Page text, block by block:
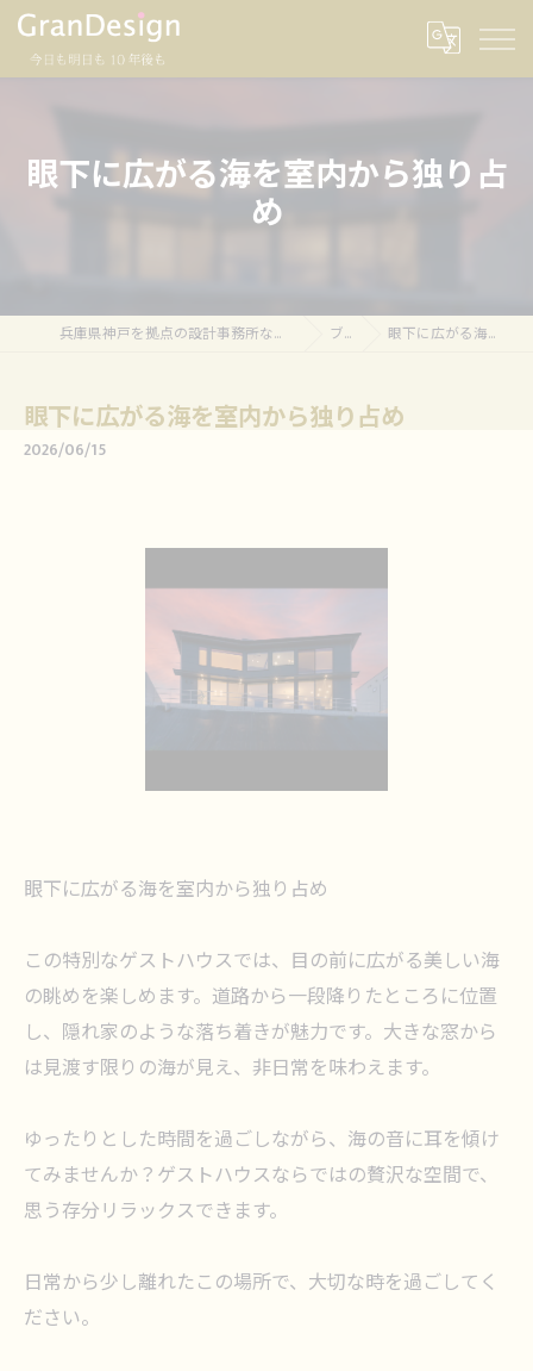
眼下に広がる海を室内から独り占
め
兵庫県神戸を拠点の設計事務所ならグランデザイン一級建築士事務所 ブログ 眼下に広がる海を室内から独り占め
眼下に広がる海を室内から独り占め
2026/06/15
眼下に広がる海を室内から独り占め
この特別なゲストハウスでは、目の前に広がる美しい海
の眺めを楽しめます。道路から一段降りたところに位置
し、隠れ家のような落ち着きが魅力です。大きな窓から
は見渡す限りの海が見え、非日常を味わえます。
ゆったりとした時間を過ごしながら、海の音に耳を傾け
てみませんか？ゲストハウスならではの贅沢な空間で、
思う存分リラックスできます。
日常から少し離れたこの場所で、大切な時を過ごしてく
ださい。